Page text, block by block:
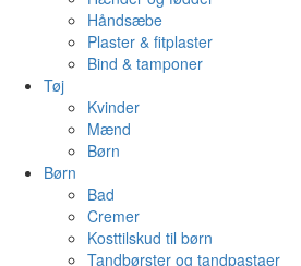
Håndsæbe
Plaster & fitplaster
Bind & tamponer
Tøj
Kvinder
Mænd
Børn
Børn
Bad
Cremer
Kosttilskud til børn
Tandbørster og tandpastaer